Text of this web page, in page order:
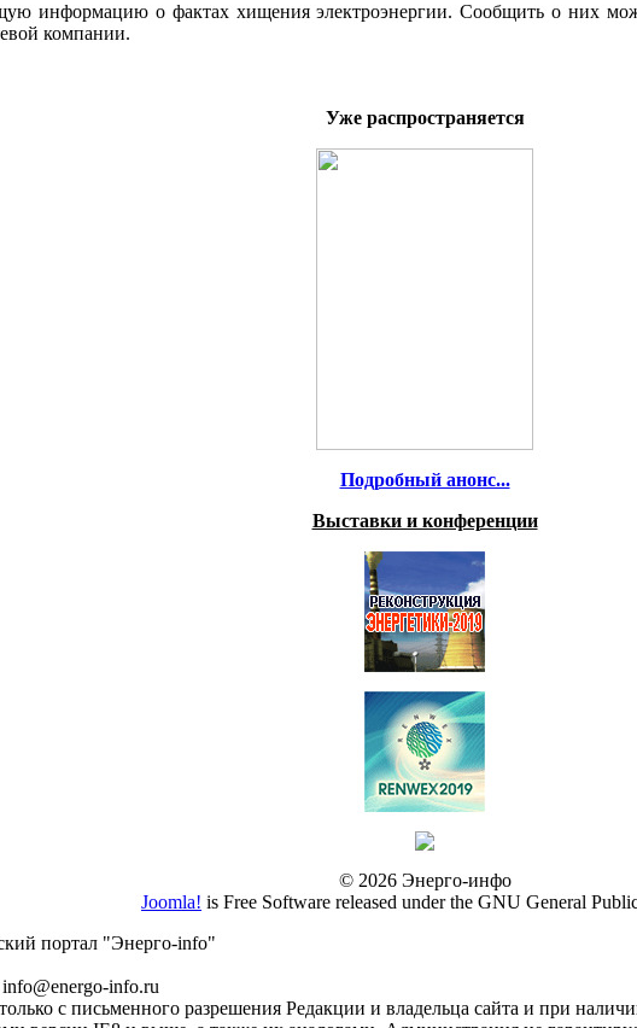
информацию о фактах хищения электроэнергии. Сообщить о них
компании.
Уже распространяется
Подробный анонс...
Выставки и конференции
© 2026 Энерго-инфо
Joomla! is Free Software released under the GNU General
портал "Энерго-info"
info.ru
с письменного разрешения Редакции и владельца сайта и при